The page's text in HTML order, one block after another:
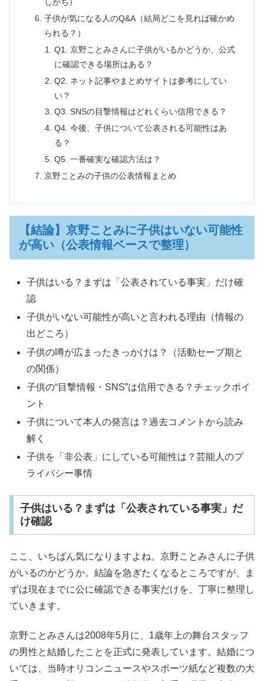
子供が気になる人のQ&A（結局どこを見れば確かめ
られる？）
Q1. 京野ことみさんに子供がいるかどうか、公式
に確認できる場所はある？
Q2. ネット記事やまとめサイトは参考にしてい
い？
Q3. SNSの目撃情報はどれくらい信用できる？
Q4. 今後、子供について公表される可能性はあ
る？
Q5. 一番確実な確認方法は？
京野ことみの子供の公表情報まとめ
【結論】京野ことみに子供はいない可能性
が高い（公表情報ベースで整理）
子供はいる？まずは「公表されている事実」だけ確
認
子供がいない可能性が高いと言われる理由（情報の
出どころ）
子供の噂が広まったきっかけは？（活動セーブ期と
の関係）
子供の“目撃情報・SNS”は信用できる？チェックポイ
ント
子供について本人の発言は？過去コメントから読み
解く
子供を「非公表」にしている可能性は？芸能人のプ
ライバシー事情
子供はいる？まずは「公表されている事実」だ
け確認
ここ、いちばん気になりますよね。京野ことみさんに子供
がいるのかどうか。結論を急ぎたくなるところですが、ま
ずは現在までに公に確認できる事実だけを、丁寧に整理し
ていきます。
京野ことみさんは2008年5月に、1歳年上の舞台スタッフ
の男性と結婚したことを正式に発表しています。結婚につ
いては、当時オリコンニュースやスポーツ紙など複数の大